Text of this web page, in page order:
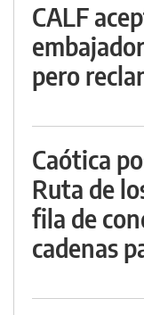
CALF
pero
Caótica
Ruta de
fila de
cadenas